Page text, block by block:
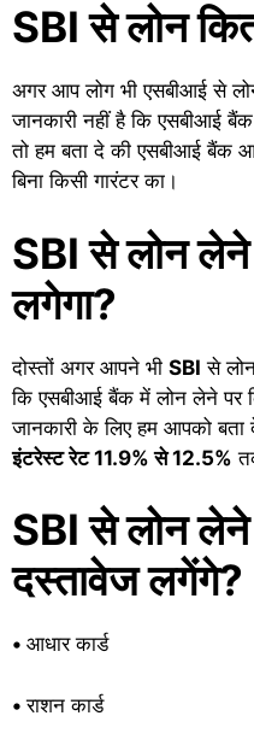
SBI से लोन
अगर आप लोग भी एसबीआई से
जानकारी नहीं है कि एसबीआई
तो हम बता दे की एसबीआई बैंक
बिना किसी गारंटर का।
SBI से लोन लेने
लगेगा?
दोस्तों अगर आपने भी SBI से
कि एसबीआई बैंक में लोन लेने पर
जानकारी के लिए हम आपको
इंटरेस्ट रेट 11.9% से 12.5%
SBI से लोन
दस्तावेज लगेंगे?
• आधार कार्ड
•राशन कार्ड